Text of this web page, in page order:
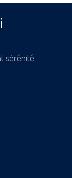
sérénité